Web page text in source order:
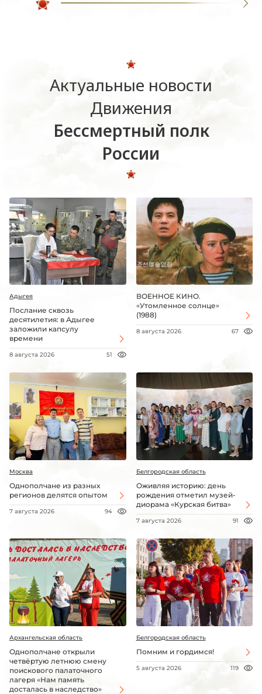
Актуальные новости
Движения
Бессмертный полк
России
Адыгея
Послание сквозь
десятилетия: в Адыгее
заложили капсулу
времени
8 августа 2026 51
ВОЕННОЕ КИНО.
«Утомленное солнце»
(1988)
8 августа 2026 67
Москва
Однополчане из разных
регионов делятся опытом
7 августа 2026 94
Белгородская область
Оживляя историю: день
рождения отметил музей-
диорама «Курская битва»
7 августа 2026 91
Архангельская область
Однополчане открыли
четвёртую летнюю смену
поискового палаточного
лагеря «Нам память
досталась в наследство»
Белгородская область
Помним и гордимся!
5 августа 2026 119